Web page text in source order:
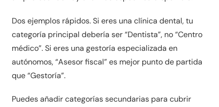
Dos ejemplos rápidos. Si eres una clínica dental, tu
categoría principal debería ser “Dentista”, no “Centro
médico”. Si eres una gestoría especializada en
autónomos, “Asesor fiscal” es mejor punto de partida
que “Gestoría”.
Puedes añadir categorías secundarias para cubrir